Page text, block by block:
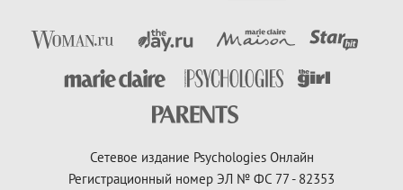
Сетевое издание Psychologies Онлайн
Регистрационный номер ЭЛ № ФС 77 - 82353